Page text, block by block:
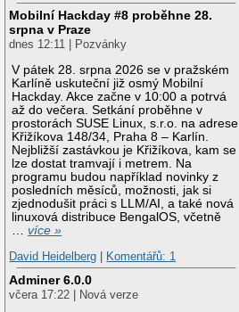
Mobilní Hackday #8 proběhne 28.
srpna v Praze
dnes 12:11 | Pozvánky
V pátek 28. srpna 2026 se v pražském
Karlíně uskuteční již osmý Mobilní
Hackday. Akce začne v 10:00 a potrvá
až do večera. Setkání proběhne v
prostorách SUSE Linux, s.r.o. na adrese
Křižíkova 148/34, Praha 8 – Karlín.
Nejbližší zastávkou je Křižíkova, kam se
lze dostat tramvají i metrem. Na
programu budou například novinky z
posledních měsíců, možnosti, jak si
zjednodušit práci s LLM/AI, a také nová
linuxová distribuce BengalOS, včetně
…více »
David Heidelberg
Komentářů: 1
Adminer 6.0.0
včera 17:22 | Nová verze